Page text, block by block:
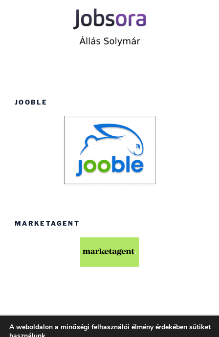
JOOBLE
MARKETAGENT
Köszönjük WordPress!
A weboldalon a minőségi felhasználói élmény érdekében sütiket